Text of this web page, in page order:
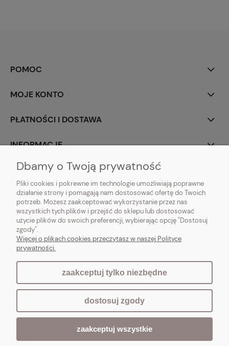
POMOC
MOJE KONTO
PŁATNOŚCI I DOSTAWA
INFORMACJE
O NAS
Vintagedeco.pl - sklep internetowy - meble i artykuły dekoracyjne do domu
i ogrodu w stylu vintage, skandynawskim, prowansalskim, boho, shabby
chic, industrialnym i loft.
pokaż pełną wersję strony
Sklep internetowy Shoper.pl
Dbamy o Twoją prywatność
Pliki cookies i pokrewne im technologie umożliwiają poprawne
działanie strony i pomagają nam dostosować ofertę do Twoich
potrzeb. Możesz zaakceptować wykorzystanie przez nas
wszystkich tych plików i przejść do sklepu lub dostosować
użycie plików do swoich preferencji, wybierając opcję "Dostosuj
zgody".
Więcej o plikach cookies przeczytasz w naszej Polityce
prywatności.
zaakceptuj tylko niezbędne
dostosuj zgody
zaakceptuj wszystkie